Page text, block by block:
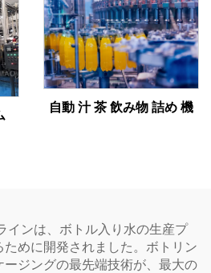
自動 汁 茶 飲み物 詰め 機
インは、ボトル入り水の生産プ
ために開発されました。ボトリン
ジングの最先端技術が、最大の